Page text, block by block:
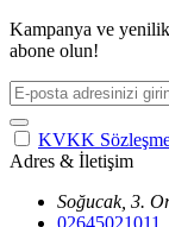
Kampanya ve
abone olun!
KVKK
Adres & İletişim
Soğucak, 3.
02645021011